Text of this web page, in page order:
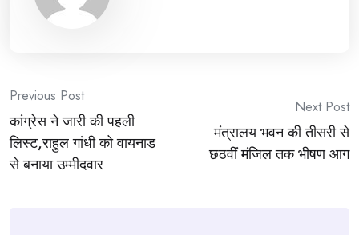
Post
navigation
Previous Post
कांग्रेस ने जारी की पहली
लिस्ट,राहुल गांधी को वायनाड
से बनाया उम्मीदवार
Next Post
मंत्रालय भवन की तीसरी से
छठवीं मंजिल तक भीषण आग